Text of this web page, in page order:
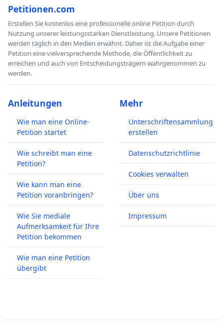
Petitionen.com
Erstellen Sie kostenlos eine professionelle online Petition durch
Nutzung unserer leistungsstarken Dienstleistung. Unsere Petitionen
werden täglich in den Medien erwähnt. Daher ist die Aufgabe einer
Petition eine vielversprechende Methode, die Öffentlichkeit zu
erreichen und auch von Entscheidungsträgern wahrgenommen zu
werden.
Anleitungen
Wie man eine Online-
Petition startet
Wie schreibt man eine
Petition?
Wie kann man eine
Petition voranbringen?
Wie Sie mediale
Aufmerksamkeit für Ihre
Petition bekommen
Wie man eine Petition
übergibt
Mehr
Unterschriftensammlung
erstellen
Datenschutzrichtlinie
Cookies verwalten
Über uns
Impressum